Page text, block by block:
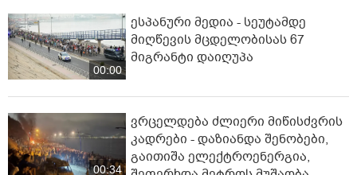
00:00
ესპანური მედია - სეუტამდე
მიღწევის მცდელობისას 67
მიგრანტი დაიღუპა
00:34
ვრცელდება ძლიერი მიწისძვრის
კადრები - დაზიანდა შენობები,
გაითიშა ელექტროენერგია,